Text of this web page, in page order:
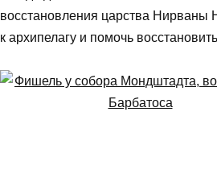
восстановления царства Нирваны
к архипелагу и помочь